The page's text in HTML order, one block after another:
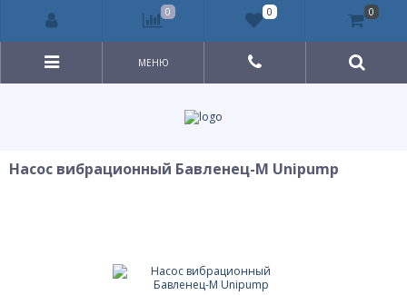
МЕНЮ
Насос вибрационный Бавленец-М Unipump
0 0 0